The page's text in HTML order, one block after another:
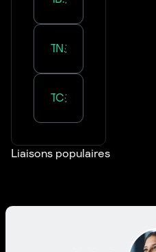
Transport :Nouvelle-Aquitaine
Transport :Centre-Val de Loire
Liaisons populaires